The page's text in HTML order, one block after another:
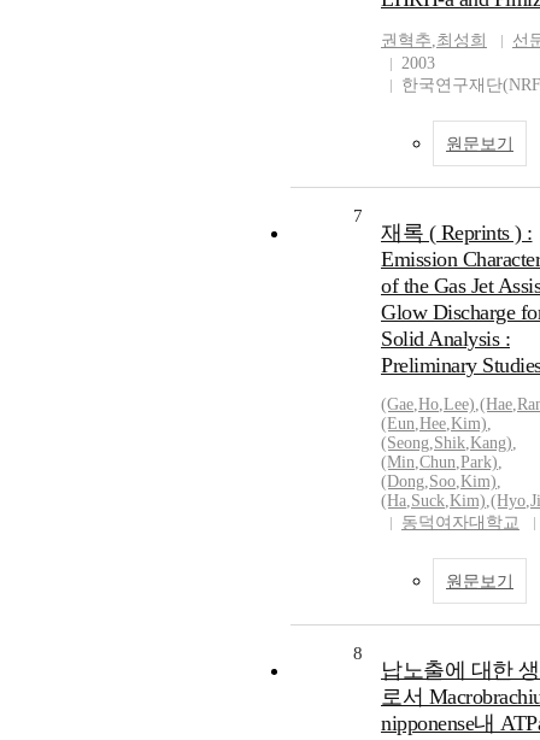
권혁추,최성희
선
2003
한국연구재단
원문보기
7
재록 ( Reprints ) :
Emission
of the Gas Jet
Glow Discharge
Solid Analysis :
Preliminary
(Gae,Ho,Lee),(Hae,
(Eun,Hee,Kim),
(Seong,Shik,Kang),
(Min,Chun,Park),
(Dong,Soo,Kim),
(Ha,Suck,Kim),(Hyo,
동덕여자대학교
원문보기
8
납노출에 대한
로서
nipponense내